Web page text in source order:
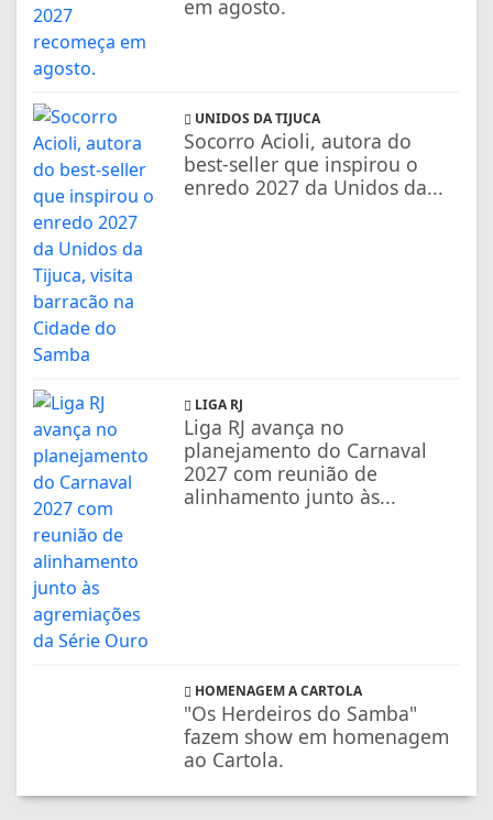
em agosto.
UNIDOS DA TIJUCA
Socorro Acioli, autora do
best-seller que inspirou o
enredo 2027 da Unidos da...
LIGA RJ
Liga RJ avança no
planejamento do Carnaval
2027 com reunião de
alinhamento junto às...
HOMENAGEM A CARTOLA
"Os Herdeiros do Samba"
fazem show em homenagem
ao Cartola.